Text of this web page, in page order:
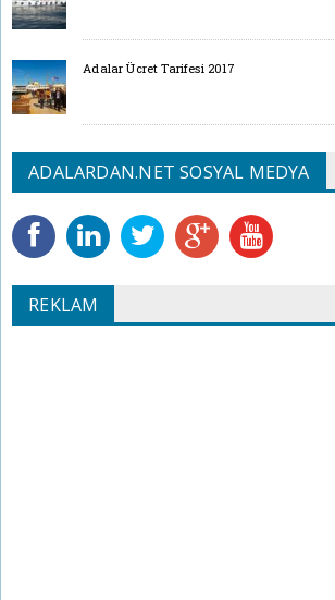
Adalar Ücret Tarifesi 2017
ADALARDAN.NET SOSYAL MEDYA
REKLAM